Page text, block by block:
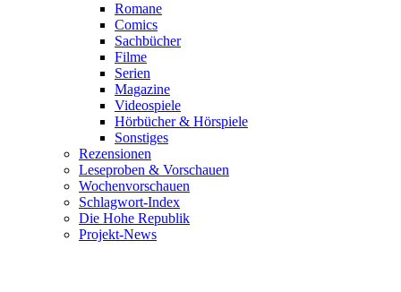
Romane
Comics
Sachbücher
Filme
Serien
Magazine
Videospiele
Hörbücher & Hörspiele
Sonstiges
Rezensionen
Leseproben & Vorschauen
Wochenvorschauen
Schlagwort-Index
Die Hohe Republik
Projekt-News